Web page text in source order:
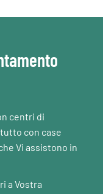
centri di
con case
Vi assistono in
a Vostra